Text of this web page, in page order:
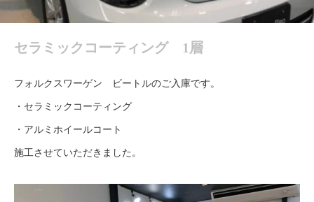
セラミックコーティング 1層
フォルクスワーゲン ビートルのご入庫です。
・セラミックコーティング
・アルミホイールコート
施工させていただきました。